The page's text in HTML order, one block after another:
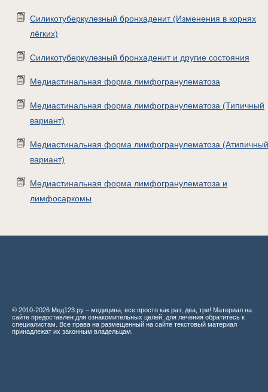
Силикотуберкулезный бронхаденит (Изменения в корнях
лёгких)
Силикотуберкулезный бронхаденит и другие состояния
Медиастинальная форма лимфогранулематоза
Медиастинальная форма лимфогранулематоза (Типичный
вариант)
Медиастинальная форма лимфогранулематоза (Атипичный
вариант)
Медиастинальная форма лимфогранулематоза и
лимфосаркомы
© 2010-2026 Мед123.ру – медицина, все просто как раз, два, три! Материал на
сайте предоставлен для ознакомительных целей, для лечения обратитесь к
специалистам. Все права на размещенный на сайте текстовый материал
принадлежат их законным владельцам.